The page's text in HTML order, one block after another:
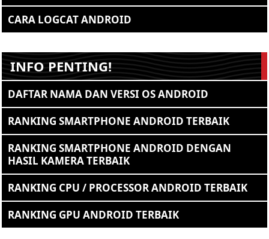
CARA LOGCAT ANDROID
INFO PENTING!
DAFTAR NAMA DAN VERSI OS ANDROID
RANKING SMARTPHONE ANDROID TERBAIK
RANKING SMARTPHONE ANDROID DENGAN
HASIL KAMERA TERBAIK
RANKING CPU / PROCESSOR ANDROID TERBAIK
RANKING GPU ANDROID TERBAIK